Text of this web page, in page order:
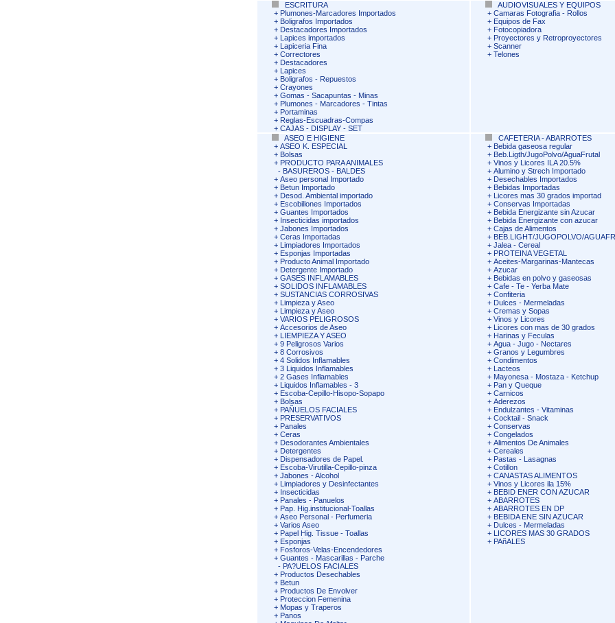
ESCRITURA
+ Plumones-Marcadores Importados
+ Boligrafos Importados
+ Destacadores Importados
+ Lapices importados
+ Lapiceria Fina
+ Correctores
+ Destacadores
+ Lapices
+ Boligrafos - Repuestos
+ Crayones
+ Gomas - Sacapuntas - Minas
+ Plumones - Marcadores - Tintas
+ Portaminas
+ Reglas-Escuadras-Compas
+ CAJAS - DISPLAY - SET
AUDIOVISUALES Y EQUIPOS
+ Camaras Fotografia - Rollos
+ Equipos de Fax
+ Fotocopiadora
+ Proyectores y Retroproyectores
+ Scanner
+ Telones
ASEO E HIGIENE
+ ASEO K. ESPECIAL
+ Bolsas
+ PRODUCTO PARA ANIMALES
- BASUREROS - BALDES
+ Aseo personal Importado
+ Betun Importado
+ Desod. Ambiental importado
+ Escobillones Importados
+ Guantes Importados
+ Insecticidas importados
+ Jabones Importados
+ Ceras Importadas
+ Limpiadores Importados
+ Esponjas Importadas
+ Producto Animal Importado
+ Detergente Importado
+ GASES INFLAMABLES
+ SOLIDOS INFLAMABLES
+ SUSTANCIAS CORROSIVAS
+ Limpieza y Aseo
+ Limpieza y Aseo
+ VARIOS PELIGROSOS
+ Accesorios de Aseo
+ LIEMPIEZA Y ASEO
+ 9 Peligrosos Varios
+ 8 Corrosivos
+ 4 Solidos Inflamables
+ 3 Liquidos Inflamables
+ 2 Gases Inflamables
+ Liquidos Inflamables - 3
+ Escoba-Cepillo-Hisopo-Sopapo
+ Bolsas
+ PAÑUELOS FACIALES
+ PRESERVATIVOS
+ Panales
+ Ceras
+ Desodorantes Ambientales
+ Detergentes
+ Dispensadores de Papel.
+ Escoba-Virutilla-Cepillo-pinza
+ Jabones - Alcohol
+ Limpiadores y Desinfectantes
+ Insecticidas
+ Panales - Panuelos
+ Pap. Hig.institucional-Toallas
+ Aseo Personal - Perfumeria
+ Varios Aseo
+ Papel Hig. Tissue - Toallas
+ Esponjas
+ Fosforos-Velas-Encendedores
+ Guantes - Mascarillas - Parche
- PA?UELOS FACIALES
+ Productos Desechables
+ Betun
+ Productos De Envolver
+ Proteccion Femenina
+ Mopas y Traperos
+ Panos
CAFETERIA - ABARROTES
+ Bebida gaseosa regular
+ Beb.Ligth/JugoPolvo/AguaFrutal
+ Vinos y Licores ILA 20.5%
+ Alumino y Strech Importado
+ Desechables Importados
+ Bebidas Importadas
+ Licores mas 30 grados importad
+ Conservas Importadas
+ Bebida Energizante sin Azucar
+ Bebida Energizante con azucar
+ Cajas de Alimentos
+ BEB.LIGHT/JUGOPOLVO/
+ Jalea - Cereal
+ PROTEINA VEGETAL
+ Aceites-Margarinas-Mantecas
+ Azucar
+ Bebidas en polvo y gaseosas
+ Cafe - Te - Yerba Mate
+ Confiteria
+ Dulces - Mermeladas
+ Cremas y Sopas
+ Vinos y Licores
+ Licores con mas de 30 grados
+ Harinas y Feculas
+ Agua - Jugo - Nectares
+ Granos y Legumbres
+ Condimentos
+ Lacteos
+ Mayonesa - Mostaza - Ketchup
+ Pan y Queque
+ Carnicos
+ Aderezos
+ Endulzantes - Vitaminas
+ Cocktail - Snack
+ Conservas
+ Congelados
+ Alimentos De Animales
+ Cereales
+ Pastas - Lasagnas
+ Cotillon
+ CANASTAS ALIMENTOS
+ Vinos y Licores ila 15%
+ BEBID ENER CON AZUCAR
+ ABARROTES
+ ABARROTES EN DP
+ BEBIDA ENE SIN AZUCAR
+ Dulces - Mermeladas
+ LICORES MAS 30 GRADOS
+ PAñALES